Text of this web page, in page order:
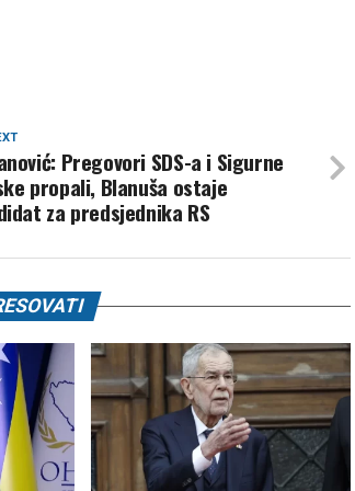
Pregovori SDS-a i Sigurne
propali, Blanuša ostaje
za predsjednika RS